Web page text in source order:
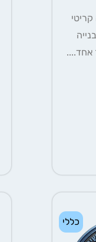
קריטי
אחד....
כללי